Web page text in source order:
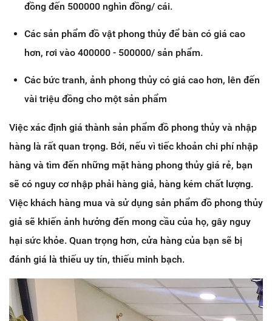
đồng đến 500000 nghìn đồng/ cái.
Các sản phẩm đồ vật phong thủy để bàn có giá cao
hơn, rơi vào 400000 - 500000/ sản phẩm.
Các bức tranh, ảnh phong thủy có giá cao hơn, lên đến
vài triệu đồng cho một sản phẩm
Việc xác định giá thành sản phẩm đồ phong thủy và nhập
hàng là rất quan trọng. Bởi, nếu vì tiếc khoản chi phí nhập
hàng và tìm đến những mặt hàng phong thủy giá rẻ, bạn
sẽ có nguy cơ nhập phải hàng giả, hàng kém chất lượng.
Việc khách hàng mua và sử dụng sản phẩm đồ phong thủy
giả sẽ khiến ảnh hưởng đến mong cầu của họ, gây nguy
hại sức khỏe. Quan trọng hơn, cửa hàng của bạn sẽ bị
đánh giá là thiếu uy tín, thiếu minh bạch.